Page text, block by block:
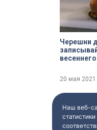
Черешни
20 мая 2021
Наш веб-